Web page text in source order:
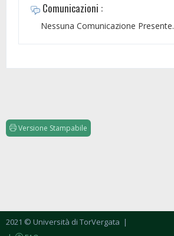
Comunicazioni :
Nessuna Comunicazione Presente.
Versione Stampabile
2021 © Università di TorVergata |